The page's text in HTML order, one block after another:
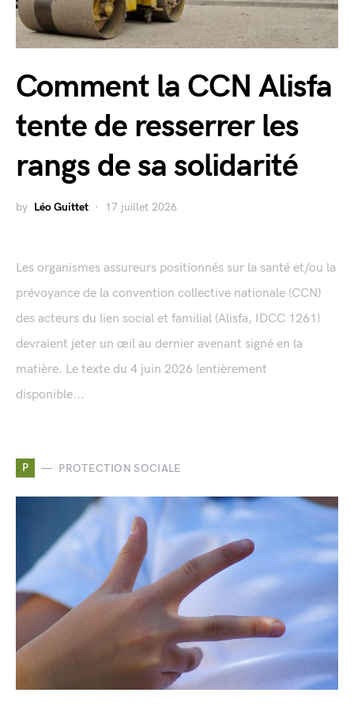
Comment la CCN Alisfa
tente de resserrer les
rangs de sa solidarité
by Léo Guittet 17 juillet 2026
Les organismes assureurs positionnés sur la santé et/ou la
prévoyance de la convention collective nationale (CCN)
des acteurs du lien social et familial (Alisfa, IDCC 1261)
devraient jeter un œil au dernier avenant signé en la
matière. Le texte du 4 juin 2026 (entièrement
disponible...
P PROTECTION SOCIALE